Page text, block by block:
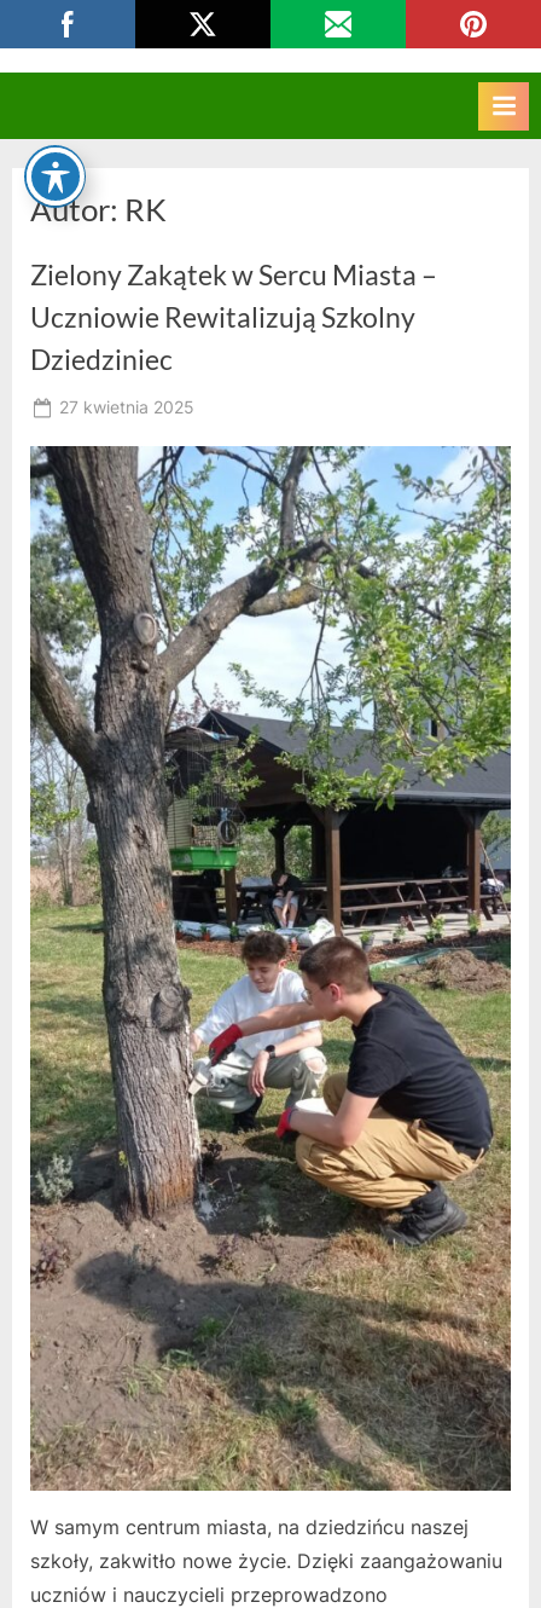
to
CKZIU Strzelce Opolskie
Autor: RK
Zielony Zakątek w Sercu Miasta –
Uczniowie Rewitalizują Szkolny
Dziedziniec
Posted
27 kwietnia 2025
W samym centrum miasta, na dziedzińcu naszej
szkoły, zakwitło nowe życie. Dzięki zaangażowaniu
uczniów i nauczycieli przeprowadzono